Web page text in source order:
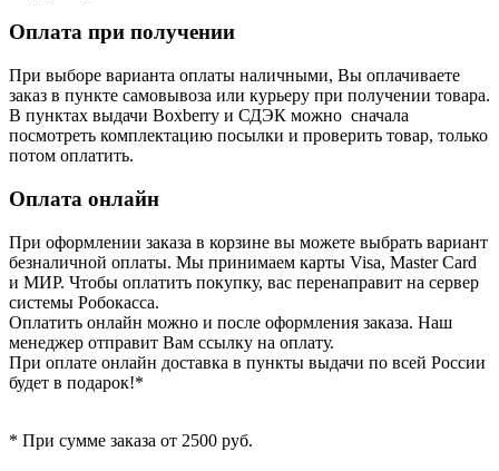
Оплата при получении
При выборе варианта оплаты наличными, Вы оплачиваете
заказ в пункте самовывоза или курьеру при получении товара.
В пунктах выдачи Boxberry и СДЭК можно сначала
посмотреть комплектацию посылки и проверить товар, только
потом оплатить.
Оплата онлайн
При оформлении заказа в корзине вы можете выбрать вариант
безналичной оплаты. Мы принимаем карты Visa, Master Card
и МИР. Чтобы оплатить покупку, вас перенаправит на сервер
системы Робокасса.
Оплатить онлайн можно и после оформления заказа. Наш
менеджер отправит Вам ссылку на оплату.
При оплате онлайн доставка в пункты выдачи по всей России
будет в подарок!*
* При сумме заказа от 2500 руб.